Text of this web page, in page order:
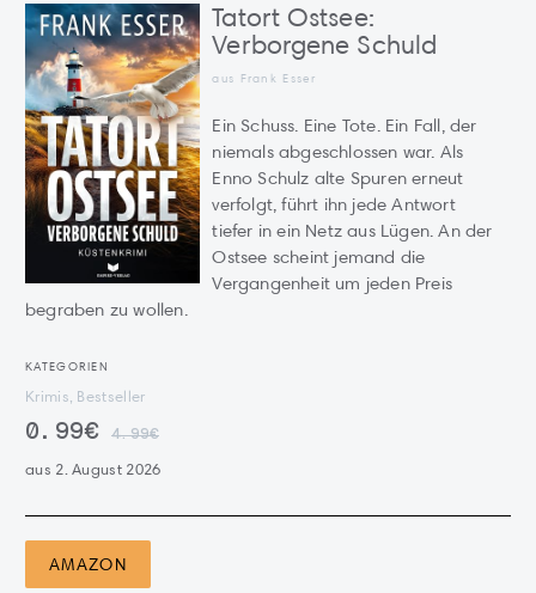
Tatort Ostsee:
Verborgene Schuld
aus Frank Esser
Ein Schuss. Eine Tote. Ein Fall, der
niemals abgeschlossen war. Als
Enno Schulz alte Spuren erneut
verfolgt, führt ihn jede Antwort
tiefer in ein Netz aus Lügen. An der
Ostsee scheint jemand die
Vergangenheit um jeden Preis
begraben zu wollen.
KATEGORIEN
Krimis, Bestseller
0.99€ 4.99€
aus 2. August 2026
AMAZON